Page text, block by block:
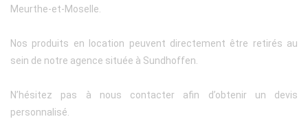
Meurthe-et-Moselle.
Nos produits en location peuvent directement être retirés au
sein de notre agence située à Sundhoffen.
N’hésitez pas à nous contacter afin d’obtenir un devis
personnalisé.